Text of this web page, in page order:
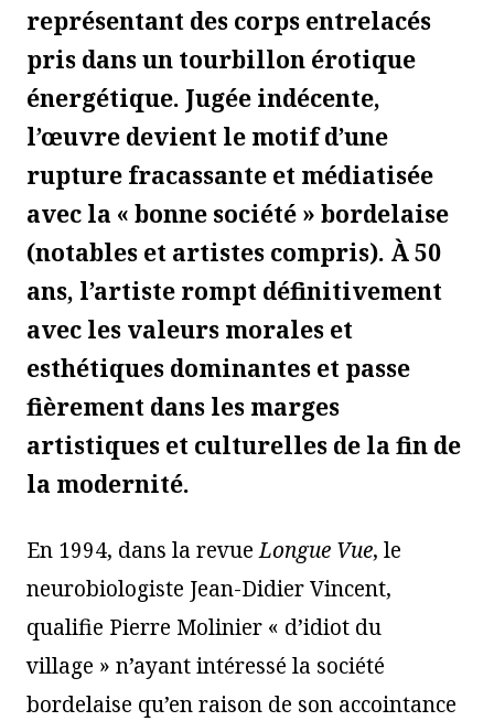
représentant des corps entrelacés
pris dans un tourbillon érotique
énergétique. Jugée indécente,
l’œuvre devient le motif d’une
rupture fracassante et médiatisée
avec la « bonne société » bordelaise
(notables et artistes compris). À 50
ans, l’artiste rompt définitivement
avec les valeurs morales et
esthétiques dominantes et passe
fièrement dans les marges
artistiques et culturelles de la fin de
la modernité.
En 1994, dans la revueLongue Vue, le
neurobiologiste Jean-Didier Vincent,
qualifie Pierre Molinier « d’idiot du
village » n’ayant intéressé la société
bordelaise qu’en raison de son accointance